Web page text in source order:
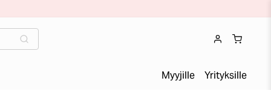
Myyjille Yrityksille